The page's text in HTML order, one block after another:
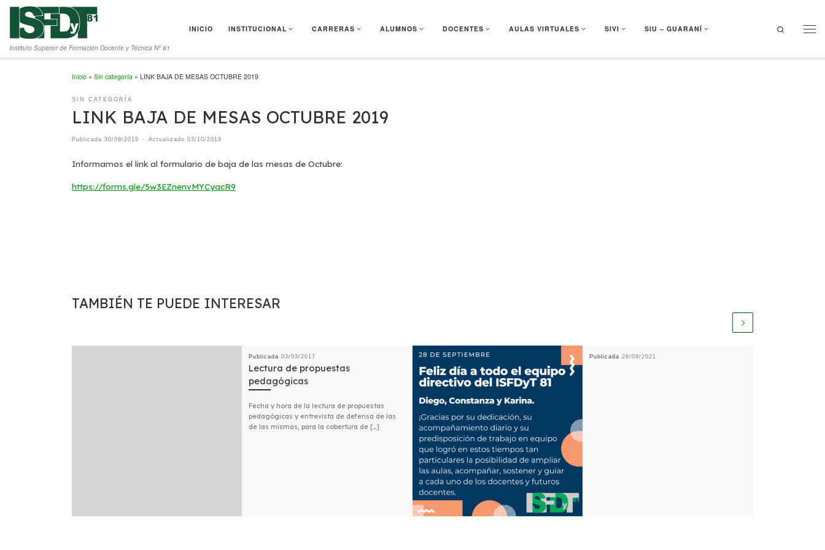
Saltar al contenido
Instituto Superior de Formación Docente y Técnica Nº 81
INICIO INSTITUCIONAL CARRERAS ALUMNOS DOCENTES AULAS VIRTUALES SIVI SIU – GUARANÍ
Search
Inicio » Sin categoría » LINK BAJA DE MESAS OCTUBRE 2019
SIN CATEGORÍA
LINK BAJA DE MESAS OCTUBRE 2019
Publicada 30/09/2019 - Actualizado 03/10/2019
Informamos el link al formulario de baja de las mesas de Octubre:
https://forms.gle/5w3EZnenvMYCyacR9
TAMBIÉN TE PUEDE INTERESAR
Publicada 03/03/2017
Lectura de propuestas
pedagógicas
Fecha y hora de la lectura de propuestas
pedagógicas y entrevista de defensa de las
de las mismas, para la cobertura de […]
Publicada 28/09/2021